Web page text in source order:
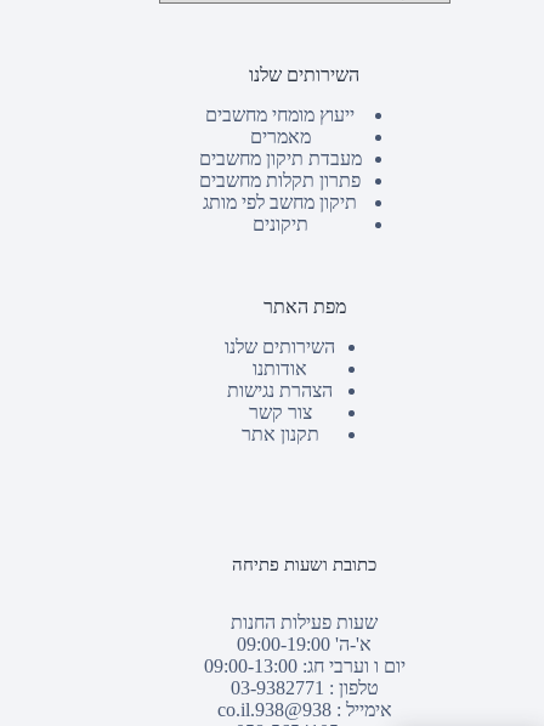
השירותים שלנו
ייעוץ מומחי מחשבים
מאמרים
מעבדת תיקון מחשבים
פתרון תקלות מחשבים
תיקון מחשב לפי מותג
תיקונים
מפת האתר
השירותים שלנו
אודותנו
הצהרת נגישות
צור קשר
תקנון אתר
כתובת ושעות פתיחה
שעות פעילות החנות
א'-ה' 09:00-19:00
יום ו וערבי חג: 09:00-13:00
טלפון : 03-9382771
אימייל :938@938.co.il